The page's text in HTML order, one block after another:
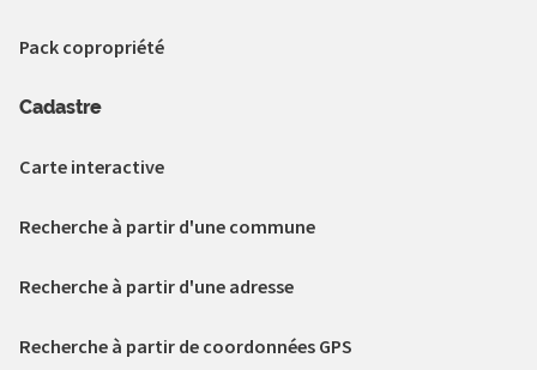
Pack copropriété
Cadastre
Carte interactive
Recherche à partir d'une commune
Recherche à partir d'une adresse
Recherche à partir de coordonnées GPS